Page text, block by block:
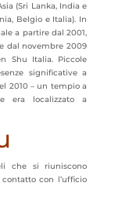
(Sri Lanka, India e
Belgio e Italia). In
a partire dal 2001,
dal novembre 2009
Shu Italia. Piccole
significative a
2010 – un tempio a
era localizzato a
che si riuniscono
con l’ufficio